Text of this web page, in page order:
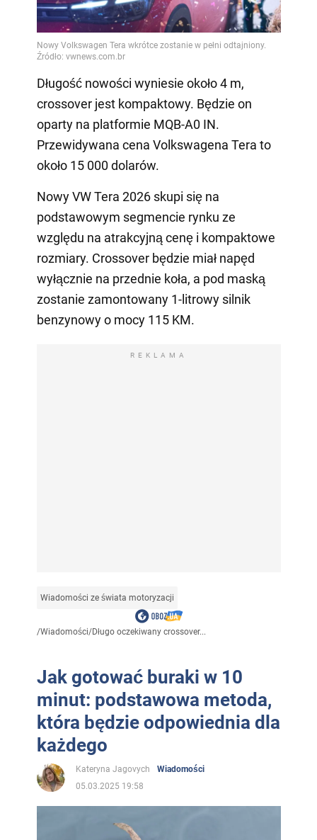
Długość nowości wyniesie około 4 m,
crossover jest kompaktowy. Będzie on
oparty na platformie MQB-A0 IN.
Przewidywana cena Volkswagena Tera to
około 15 000 dolarów.
Nowy VW Tera 2026 skupi się na
podstawowym segmencie rynku ze
względu na atrakcyjną cenę i kompaktowe
rozmiary. Crossover będzie miał napęd
wyłącznie na przednie koła, a pod maską
zostanie zamontowany 1-litrowy silnik
benzynowy o mocy 115 KM.
REKLAMA
Wiadomości ze świata motoryzacji
/Wiadomości/Długo oczekiwany crossover...
Jak gotować buraki w 10
minut: podstawowa metoda,
która będzie odpowiednia dla
każdego
Kateryna Jagovych
Wiadomości
05.03.2025 19:58